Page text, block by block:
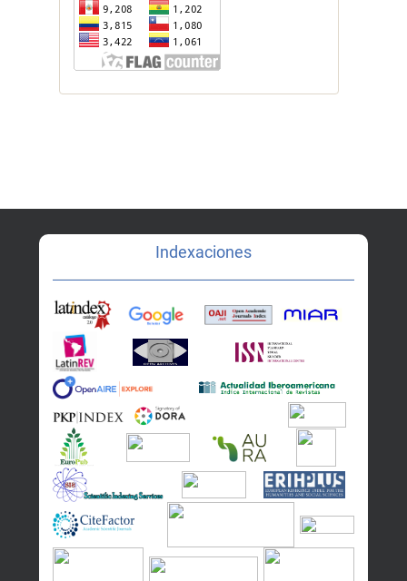
Indexaciones